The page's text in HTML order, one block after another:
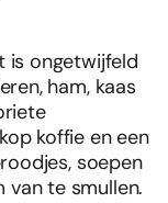
is ongetwijfeld
ham, kaas
koffie en een
soepen
van te smullen.